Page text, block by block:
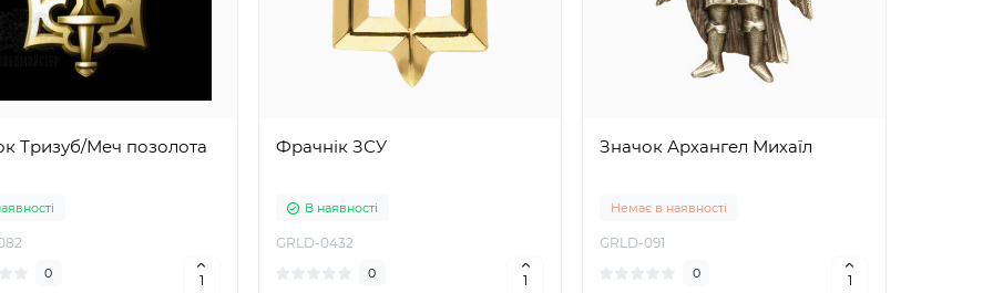
Тризуб/Меч позолота
0
Фрачнік ЗСУ
В наявності
GRLD-0432
0
Значок Архангел Михаїл
Немає в наявності
GRLD-091
0